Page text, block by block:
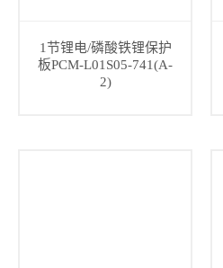
1节锂电/磷酸铁锂保护
板PCM-L01S05-741(A-
2)